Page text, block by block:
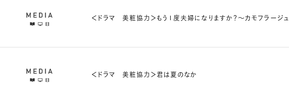
＜ドラマ 美粧協力＞もう１度夫婦になりますか？～カモフラージ
＜ドラマ 美粧協力＞君は夏のなか